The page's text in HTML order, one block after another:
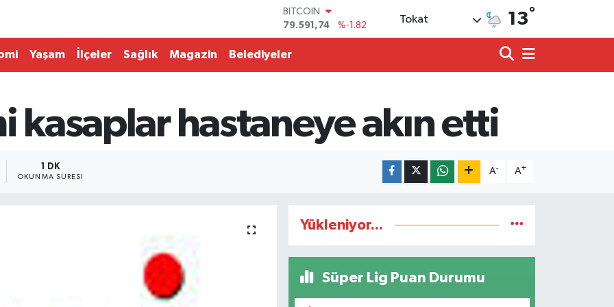
BITCOIN
79.591,74
%-1.82
DOLAR
45,43620
G.ALTIN
6862,09000
%0.19
Tokat 13°
Yaşam İlçeler Sağlık Magazin Belediyeler
kasaplar hastaneye akın etti
1 DK
OKUNMA SÜRESI
A- A+
Yükleniyor...
Süper Lig Puan Durumu